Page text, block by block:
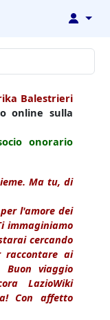
↓
Balestrieri
online sulla
onorario
Ma tu, di
l'amore dei
immaginiamo
cercando
raccontare ai
viaggio
LazioWiki
Con affetto